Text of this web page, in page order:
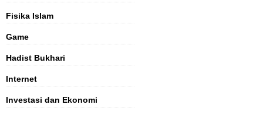
Fisika Islam
Game
Hadist Bukhari
Internet
Investasi dan Ekonomi